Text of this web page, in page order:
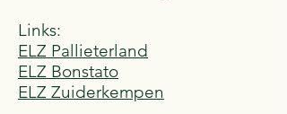
Links:
ELZ Pallieterland
ELZ Bonstato
ELZ Zuiderkempen